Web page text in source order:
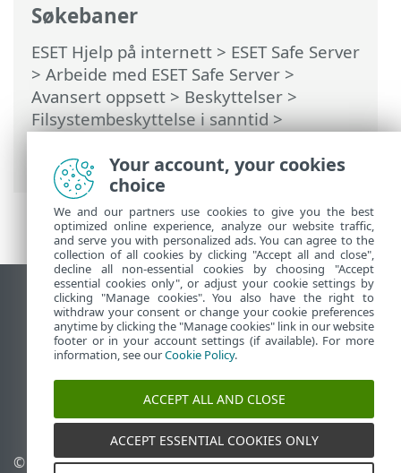
Søkebaner
ESET Hjelp på internett > ESET Safe Server
> Arbeide med ESET Safe Server >
Avansert oppsett > Beskyttelser >
Filsystembeskyttelse i sanntid>
prosessutelatelser
Se fullversjon av siden
End of Life
ESET Kunnskapsbase
ESET Status Portal
Lokal støtte
© 1992 - 2026 ESET, spol. s
Administrer
Your account, your cookies
choice
We and our partners use cookies to give you the best
optimized online experience, analyze our website traffic,
and serve you with personalized ads. You can agree to the
collection of all cookies by clicking "Accept all and close",
decline all non-essential cookies by choosing "Accept
essential cookies only", or adjust your cookie settings by
clicking "Manage cookies". You also have the right to
withdraw your consent or change your cookie preferences
anytime by clicking the "Manage cookies" link in our website
footer or in your account settings (if available). For more
information, see ourCookie Policy.
ACCEPT ALL AND CLOSE
ACCEPT ESSENTIAL COOKIES ONLY